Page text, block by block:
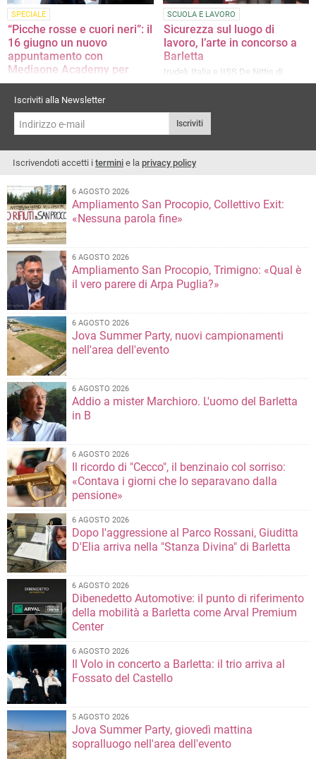
SPECIALE
“Picche rosse e cuori neri”: il
16 giugno un nuovo
appuntamento con
Mediaone Academy per
scardinare le trappole
mentali
A Barletta incontro gratuito
di networking e crescita
personale aperto alla cittadinanza
SCUOLA E LAVORO
Sicurezza sul luogo di
lavoro, l’arte in concorso a
Barletta
Irudek Italia e IISS De Nittis di
nuovo partners per la
cultura della sicurezza
Iscriviti alla Newsletter
Iscriviti
Iscrivendoti accetti i termini e la privacy policy
6 AGOSTO 2026
Ampliamento San Procopio, Collettivo Exit:
«Nessuna parola fine»
6 AGOSTO 2026
Ampliamento San Procopio, Trimigno: «Qual è
il vero parere di Arpa Puglia?»
6 AGOSTO 2026
Jova Summer Party, nuovi campionamenti
nell'area dell'evento
6 AGOSTO 2026
Addio a mister Marchioro. L'uomo del Barletta
in B
6 AGOSTO 2026
Il ricordo di "Cecco", il benzinaio col sorriso:
«Contava i giorni che lo separavano dalla
pensione»
6 AGOSTO 2026
Dopo l'aggressione al Parco Rossani, Giuditta
D'Elia arriva nella "Stanza Divina" di Barletta
6 AGOSTO 2026
Dibenedetto Automotive: il punto di riferimento
della mobilità a Barletta come Arval Premium
Center
6 AGOSTO 2026
Il Volo in concerto a Barletta: il trio arriva al
Fossato del Castello
5 AGOSTO 2026
Jova Summer Party, giovedì mattina
sopralluogo nell'area dell'evento